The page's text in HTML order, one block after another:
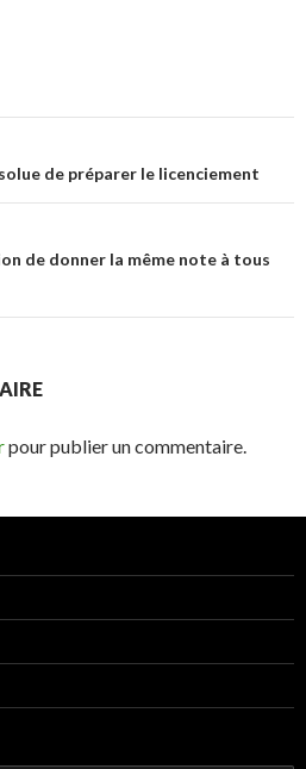
de préparer le licenciement
de donner la même note à tous
pour publier un commentaire.